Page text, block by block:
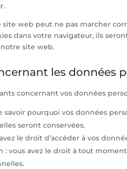
web peut ne pas marcher
dans votre navigateur, ils
site web.
les données
concernant vos données
savoir pourquoi vos données
seront conservées.
le droit d’accéder à vos
: vous avez le droit à tout